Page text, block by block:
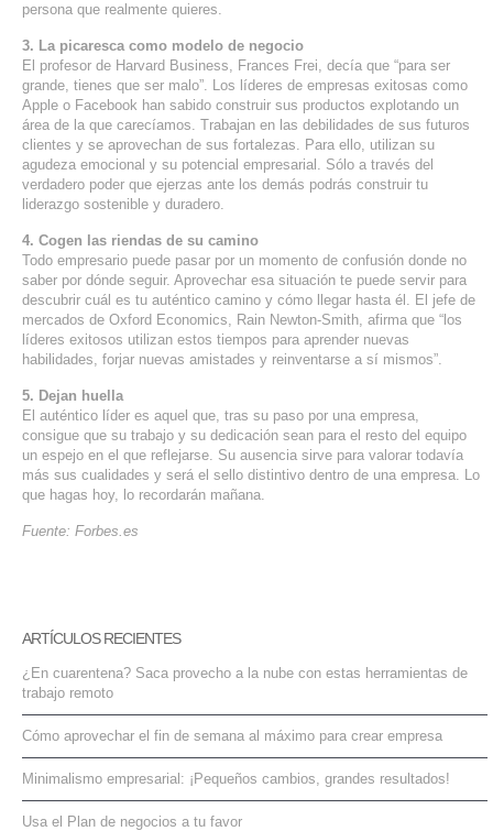
CONTACTO
persona que realmente quieres.
3. La picaresca como modelo de negocio
El profesor de Harvard Business, Frances Frei, decía que “para ser
grande, tienes que ser malo”. Los líderes de empresas exitosas como
Apple o Facebook han sabido construir sus productos explotando un
área de la que carecíamos. Trabajan en las debilidades de sus futuros
clientes y se aprovechan de sus fortalezas. Para ello, utilizan su
agudeza emocional y su potencial empresarial. Sólo a través del
verdadero poder que ejerzas ante los demás podrás construir tu
liderazgo sostenible y duradero.
4. Cogen las riendas de su camino
Todo empresario puede pasar por un momento de confusión donde no
saber por dónde seguir. Aprovechar esa situación te puede servir para
descubrir cuál es tu auténtico camino y cómo llegar hasta él. El jefe de
mercados de Oxford Economics, Rain Newton-Smith, afirma que “los
líderes exitosos utilizan estos tiempos para aprender nuevas
habilidades, forjar nuevas amistades y reinventarse a sí mismos”.
5. Dejan huella
El auténtico líder es aquel que, tras su paso por una empresa,
consigue que su trabajo y su dedicación sean para el resto del equipo
un espejo en el que reflejarse. Su ausencia sirve para valorar todavía
más sus cualidades y será el sello distintivo dentro de una empresa. Lo
que hagas hoy, lo recordarán mañana.
Fuente: Forbes.es
ARTÍCULOS RECIENTES
¿En cuarentena? Saca provecho a la nube con estas herramientas de
trabajo remoto
Cómo aprovechar el fin de semana al máximo para crear empresa
Minimalismo empresarial: ¡Pequeños cambios, grandes resultados!
Usa el Plan de negocios a tu favor